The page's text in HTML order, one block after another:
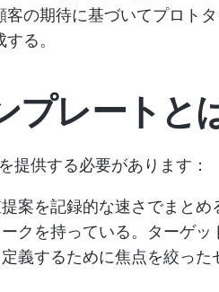
客の期待に基づいてプロト
る。
プレートと
提供する必要があります：
案を記録的な速さでまとめ
クを持っている。ターゲッ
義するために焦点を絞った